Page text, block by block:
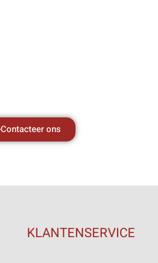
Contacteer ons
KLANTENSERVICE